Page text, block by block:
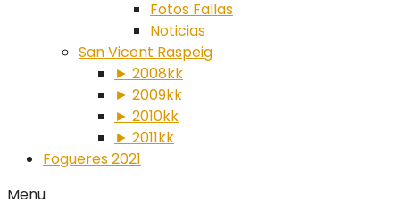
Fotos Fallas
Noticias
San Vicent Raspeig
► 2008kk
► 2009kk
► 2010kk
► 2011kk
Fogueres 2021
Menu